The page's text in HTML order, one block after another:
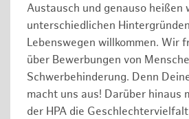
Austausch und genauso heißen
unterschiedlichen
Lebenswegen willkommen. Wir
über Bewerbungen von
Schwerbehinderung. Denn
macht uns aus! Darüber hinaus
der HPA die